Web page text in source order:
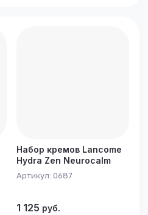
Набор кремов Lancome
Hydra Zen Neurocalm
Артикул: 0687
1 125 руб.